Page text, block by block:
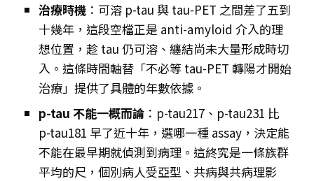
治療時機 ：可溶 p-tau 與 tau-PET 之間差了五到
十幾年，這段空檔正是 anti-amyloid 介入的理
想位置，趁 tau 仍可溶、纏結尚未大量形成時切
入。這條時間軸替「不必等 tau-PET 轉陽才開始
治療」提供了具體的年數依據。
p-tau 不能一概而論 ：p-tau217、p-tau231 比
p-tau181 早了近十年，選哪一種 assay，決定能
不能在最早期就偵測到病理。這終究是一條族群
平均的尺，個別病人受亞型、共病與共病理影